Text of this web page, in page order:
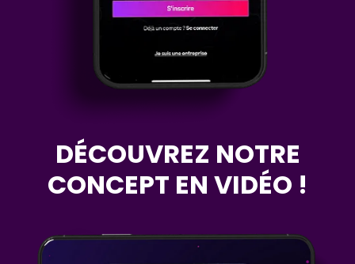
DÉCOUVREZ NOTRE
CONCEPT EN VIDÉO !